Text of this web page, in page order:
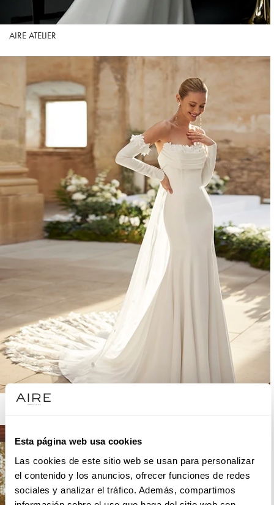
Esta página web usa cookies
Las cookies de este sitio web se usan para personalizar
el contenido y los anuncios, ofrecer funciones de redes
sociales y analizar el tráfico. Además, compartimos
AIRE ATELIER
AIRE BARCELONA